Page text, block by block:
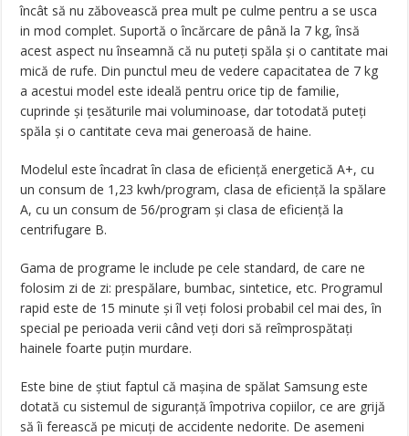
încât să nu zăbovească prea mult pe culme pentru a se usca
in mod complet. Suportă o încărcare de până la 7 kg, însă
acest aspect nu înseamnă că nu puteți spăla și o cantitate mai
mică de rufe. Din punctul meu de vedere capacitatea de 7 kg
a acestui model este ideală pentru orice tip de familie,
cuprinde și țesăturile mai voluminoase, dar totodată puteți
spăla și o cantitate ceva mai generoasă de haine.
Modelul este încadrat în clasa de eficiență energetică A+, cu
un consum de 1,23 kwh/program, clasa de eficiență la spălare
A, cu un consum de 56/program și clasa de eficiență la
centrifugare B.
Gama de programe le include pe cele standard, de care ne
folosim zi de zi: prespălare, bumbac, sintetice, etc. Programul
rapid este de 15 minute și îl veți folosi probabil cel mai des, în
special pe perioada verii când veți dori să reîmprospătați
hainele foarte puțin murdare.
Este bine de știut faptul că mașina de spălat Samsung este
dotată cu sistemul de siguranță împotriva copiilor, ce are grijă
să îi ferească pe micuți de accidente nedorite. De asemeni